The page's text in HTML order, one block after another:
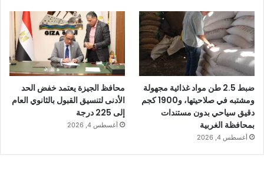
ضبط 2.5 طن مواد غذائية مجهولة
ومشتبه في صلاحيتها، و1900 كجم
دقيق سياحي بدون مستندات
بمحافظة الغربية
أغسطس 4, 2026
محافظ الجيزة يعتمد خفض الحد
الأدنى لتنسيق القبول بالثانوي العام
إلى 225 درجة
أغسطس 4, 2026